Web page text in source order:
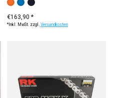
Farbe: *— orange
orange
blauschwarz
€163,90 *
*Inkl. MwSt. zzgl.Versandkosten